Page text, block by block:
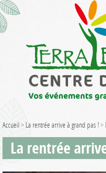
Accueil > La rentrée arrive à grand pas ! >
La rentrée